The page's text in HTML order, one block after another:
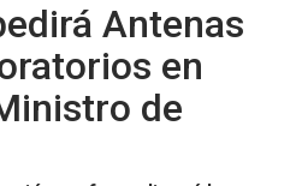
Antenas
en
de